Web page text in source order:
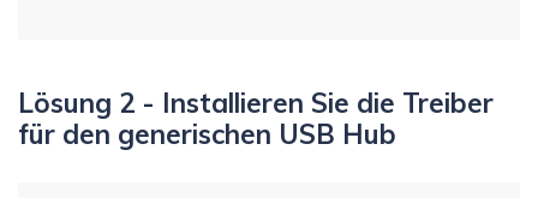
Lösung 2 - Installieren Sie die Treiber
für den generischen USB Hub